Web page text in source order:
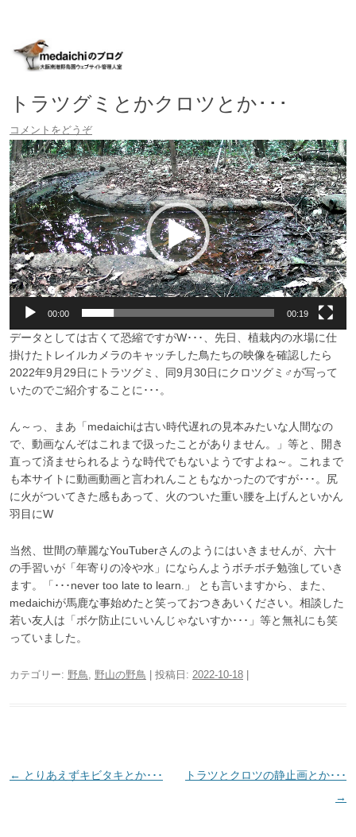
移
動
トラツグミとかクロツとか･･･
コメントをどうぞ
動
画
プ
レ
ー
ヤ
ー
00:00 00:19
データとしては古くて恐縮ですがW･･･、先日、植栽内の水場に仕
掛けたトレイルカメラのキャッチした鳥たちの映像を確認したら
2022年9月29日にトラツグミ、同9月30日にクロツグミ♂が写って
いたのでご紹介することに･･･。
ん～っ、まあ「medaichiは古い時代遅れの見本みたいな人間なの
で、動画なんぞはこれまで扱ったことがありません。」等と、開き
直って済ませられるような時代でもないようですよね～。これまで
も本サイトに動画動画と言われんこともなかったのですが･･･。尻
に火がついてきた感もあって、火のついた重い腰を上げんといかん
羽目にW
当然、世間の華麗なYouTuberさんのようにはいきませんが、六十
の手習いが「年寄りの冷や水」にならんようボチボチ勉強していき
ます。「･･･never too late to learn.」 とも言いますから、また、
medaichiが馬鹿な事始めたと笑っておつきあいください。相談した
若い友人は「ボケ防止にいいんじゃないすか･･･」等と無礼にも笑
っていました。
カテゴリー: 野鳥, 野山の野鳥 | 投稿日: 2022-10-18
投
← とりあえずキビタキとか･･･
トラツとクロツの静止画とか･･･
→